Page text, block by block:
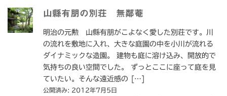
山縣有朋の別荘 無鄰菴
明治の元勲 山縣有朋がこよなく愛した別荘です。川
の流れを敷地に入れ、大きな庭園の中を小川が流れる
ダイナミックな造園。 建物も庭に溶け込み、開放的で
気持ちの良い空間でした。 ずっとここに座って庭を見
ていたい。そんな遠近感の […]
公開済み: 2012年7月5日